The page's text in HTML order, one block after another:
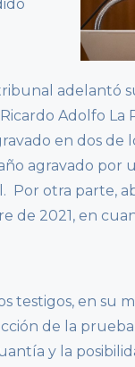
adelantó
Adolfo
en dos de
agravado
otra parte,
de 2021, en
testigos, en su
de la
y la